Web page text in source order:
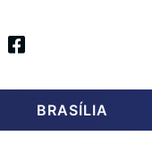
BRASÍLIA